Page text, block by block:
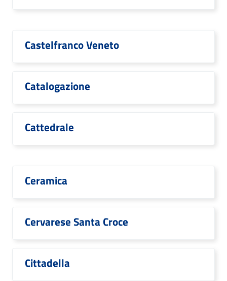
Castelfranco Veneto
Catalogazione
Cattedrale
Ceramica
Cervarese Santa Croce
Cittadella